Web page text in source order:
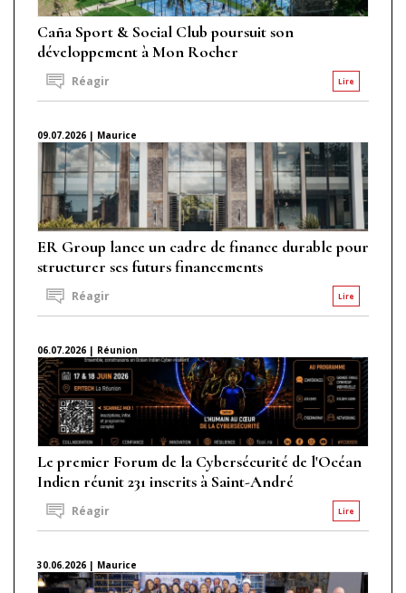
Caña Sport & Social Club poursuit son
développement à Mon Rocher
Lire
Réagir
09.07.2026 | Maurice
ER Group lance un cadre de finance durable pour
structurer ses futurs financements
Lire
Réagir
06.07.2026 | Réunion
Le premier Forum de la Cybersécurité de l'Océan
Indien réunit 231 inscrits à Saint-André
Lire
Réagir
30.06.2026 | Maurice